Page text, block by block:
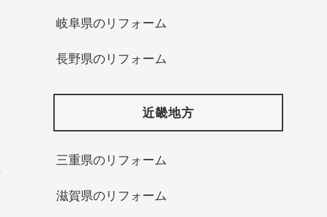
岐阜県のリフォーム
長野県のリフォーム
近畿地方
三重県のリフォーム
滋賀県のリフォーム